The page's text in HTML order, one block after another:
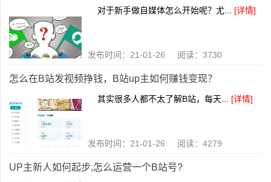
对于新手做自媒体怎么开始呢？尤... [详情]
发布时间：21-01-26 阅读：3730
怎么在B站发视频挣钱，B站up主如何赚钱变现？
其实很多人都不太了解B站，每天... [详情]
发布时间：21-01-26 阅读：4279
UP主新人如何起步,怎么运营一个B站号?